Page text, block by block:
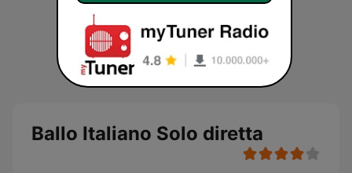
Ballo Italiano Solo diretta